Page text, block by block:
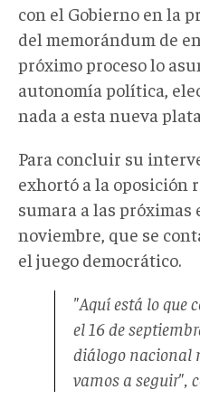
con el Gobierno en la
del memorándum de
próximo proceso lo
autonomía política,
nada a esta nueva
Para concluir su
exhortó a la oposición
sumara a las próximas
noviembre, que se
el juego democrático.
"Aquí está lo que
el 16 de
diálogo nacional
vamos a seguir",